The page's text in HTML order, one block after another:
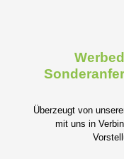
Überzeugt von
mit uns in